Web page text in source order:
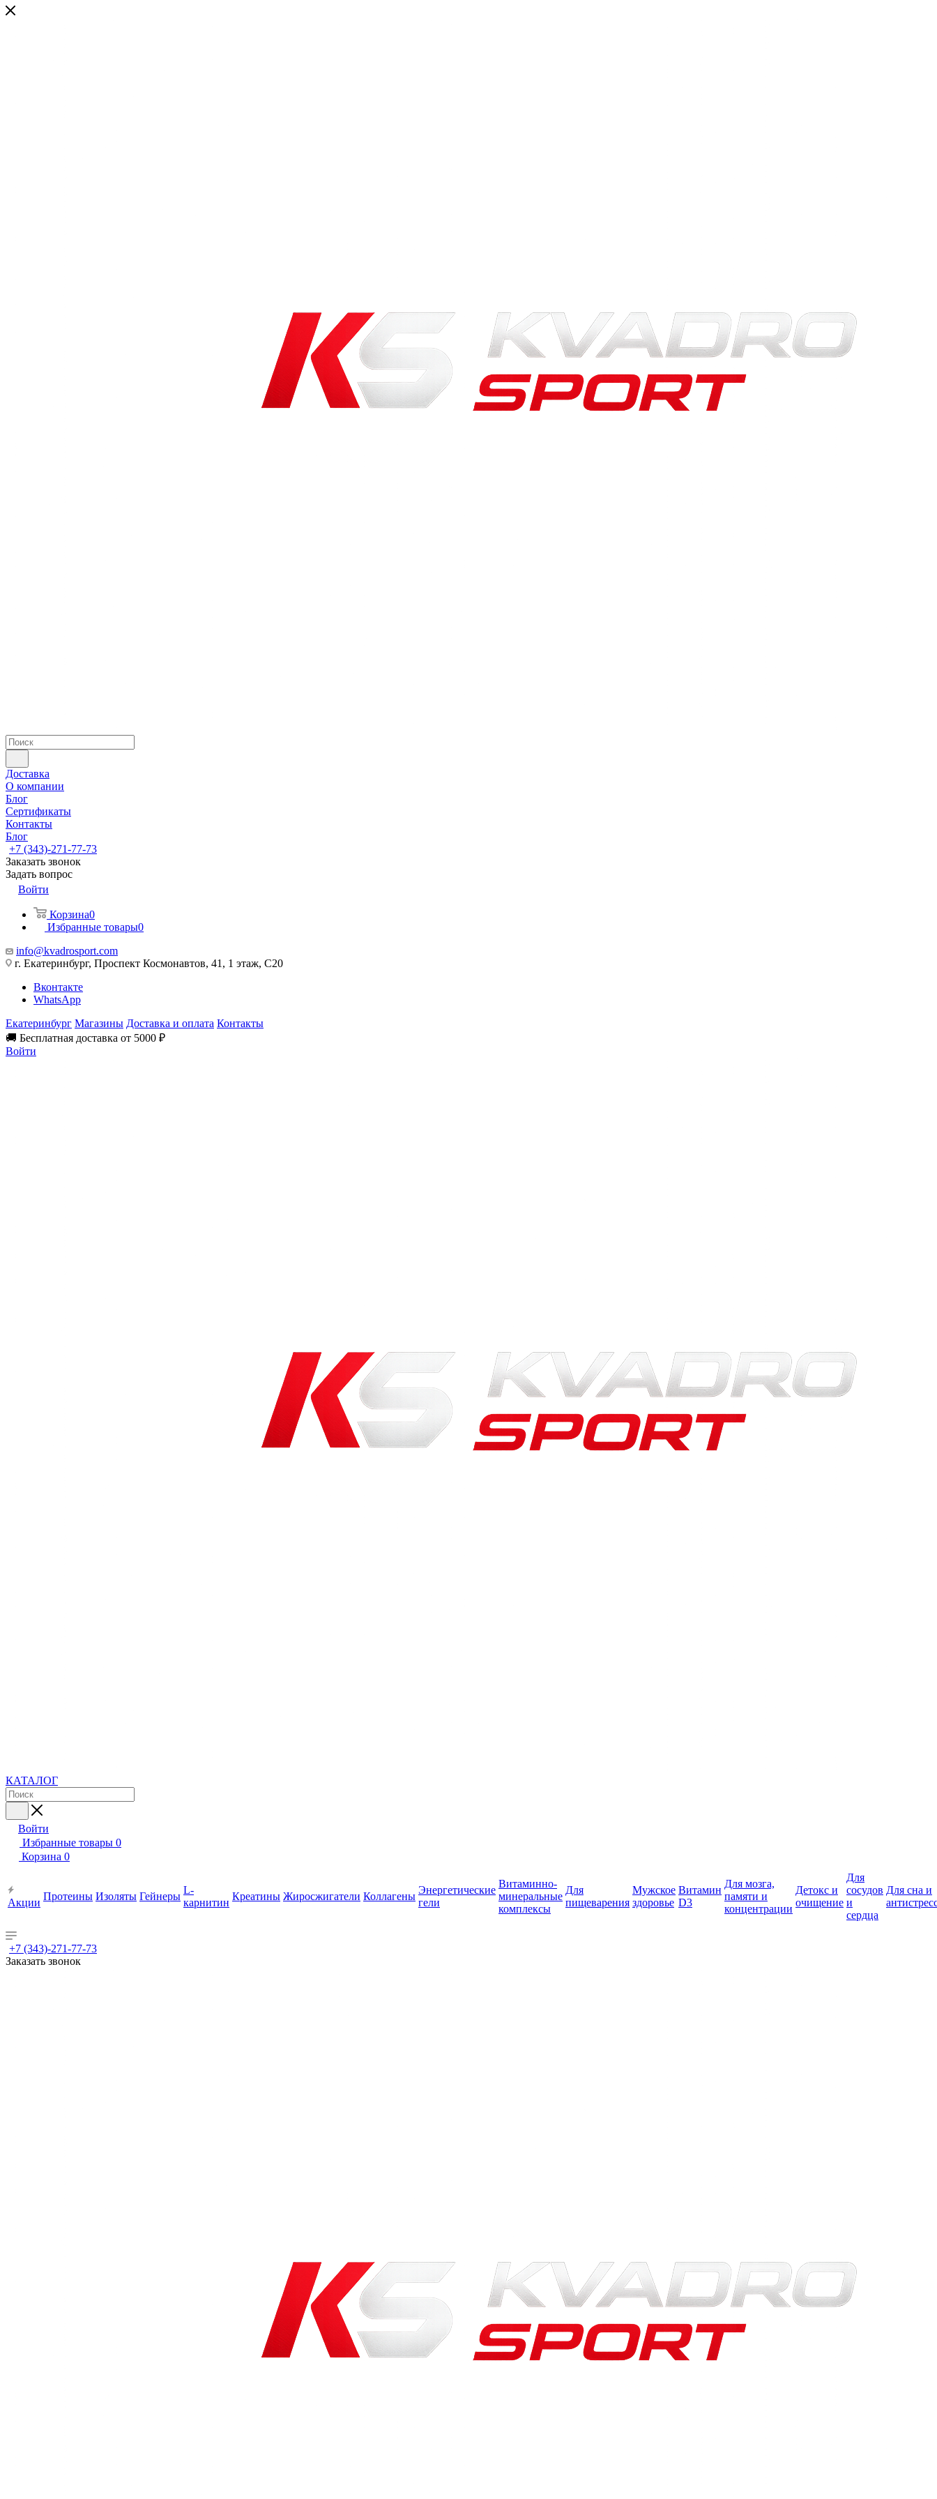
Доставка
О компании
Блог
Сертификаты
Контакты
Блог
+7 (343)-271-77-73
Заказать звонок
Задать вопрос
Войти
Корзина0
Избранные товары0
info@kvadrosport.com
г. Екатеринбург, Проспект Космонавтов, 41, 1 этаж, С20
Вконтакте
WhatsApp
Екатеринбург Магазины Доставка и оплата Контакты
🚚 Бесплатная доставка от 5000 ₽
Войти
КАТАЛОГ
Войти
Избранные товары 0
Корзина 0
Акции
Протеины Изоляты Гейнеры
L-
карнитин
Креатины Жиросжигатели Коллагены
Энергетические
гели
Витаминно-
минеральные
комплексы
Для
пищеварения
Мужское
здоровье
Витамин
D3
Для мозга,
памяти и
концентрации
Детокс и
очищение
Для
сосудов
и
сердца
Для сна и
+7 (343)-271-77-73
Заказать звонок